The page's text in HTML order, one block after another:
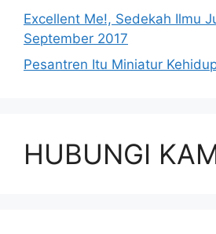
Excellent Me!, Sedekah Ilmu
September 2017
Pesantren Itu Miniatur
HUBUNGI